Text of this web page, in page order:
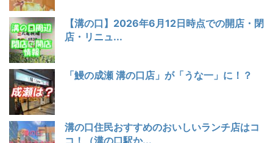
【溝の口】2026年6月12日時点での開店・閉
店・リニュ...
「鰻の成瀬 溝の口店」が「うな一」に！？
溝の口住民おすすめのおいしいランチ店はコ